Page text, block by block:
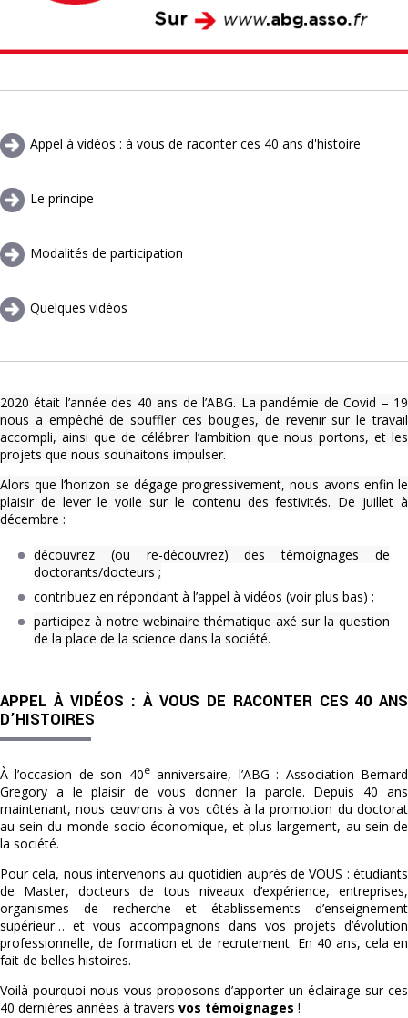
Appel à vidéos : à vous de raconter ces 40 ans d'histoire
Le principe
Modalités de participation
Quelques vidéos
2020 était l’année des 40 ans de l’ABG. La pandémie de Covid – 19
nous a empêché de souffler ces bougies, de revenir sur le travail
accompli, ainsi que de célébrer l’ambition que nous portons, et les
projets que nous souhaitons impulser.
Alors que l’horizon se dégage progressivement, nous avons enfin le
plaisir de lever le voile sur le contenu des festivités. De juillet à
décembre :
découvrez (ou re-découvrez) des témoignages de
doctorants/docteurs ;
contribuez en répondant à l’appel à vidéos (voir plus bas) ;
participez à notre webinaire thématique axé sur la question
de la place de la science dans la société.
APPEL À VIDÉOS : À VOUS DE RACONTER CES 40 ANS
D’HISTOIRES
À l’occasion de son 40eanniversaire, l’ABG : Association Bernard
Gregory a le plaisir de vous donner la parole. Depuis 40 ans
maintenant, nous œuvrons à vos côtés à la promotion du doctorat
au sein du monde socio-économique, et plus largement, au sein de
la société.
Pour cela, nous intervenons au quotidien auprès de VOUS : étudiants
de Master, docteurs de tous niveaux d’expérience, entreprises,
organismes de recherche et établissements d’enseignement
supérieur… et vous accompagnons dans vos projets d’évolution
professionnelle, de formation et de recrutement. En 40 ans, cela en
fait de belles histoires.
Voilà pourquoi nous vous proposons d’apporter un éclairage sur ces
40 dernières années à travers vos témoignages !